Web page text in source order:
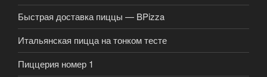
Быстрая доставка пиццы — BPizza
Итальянская пицца на тонком тесте
Пиццерия номер 1